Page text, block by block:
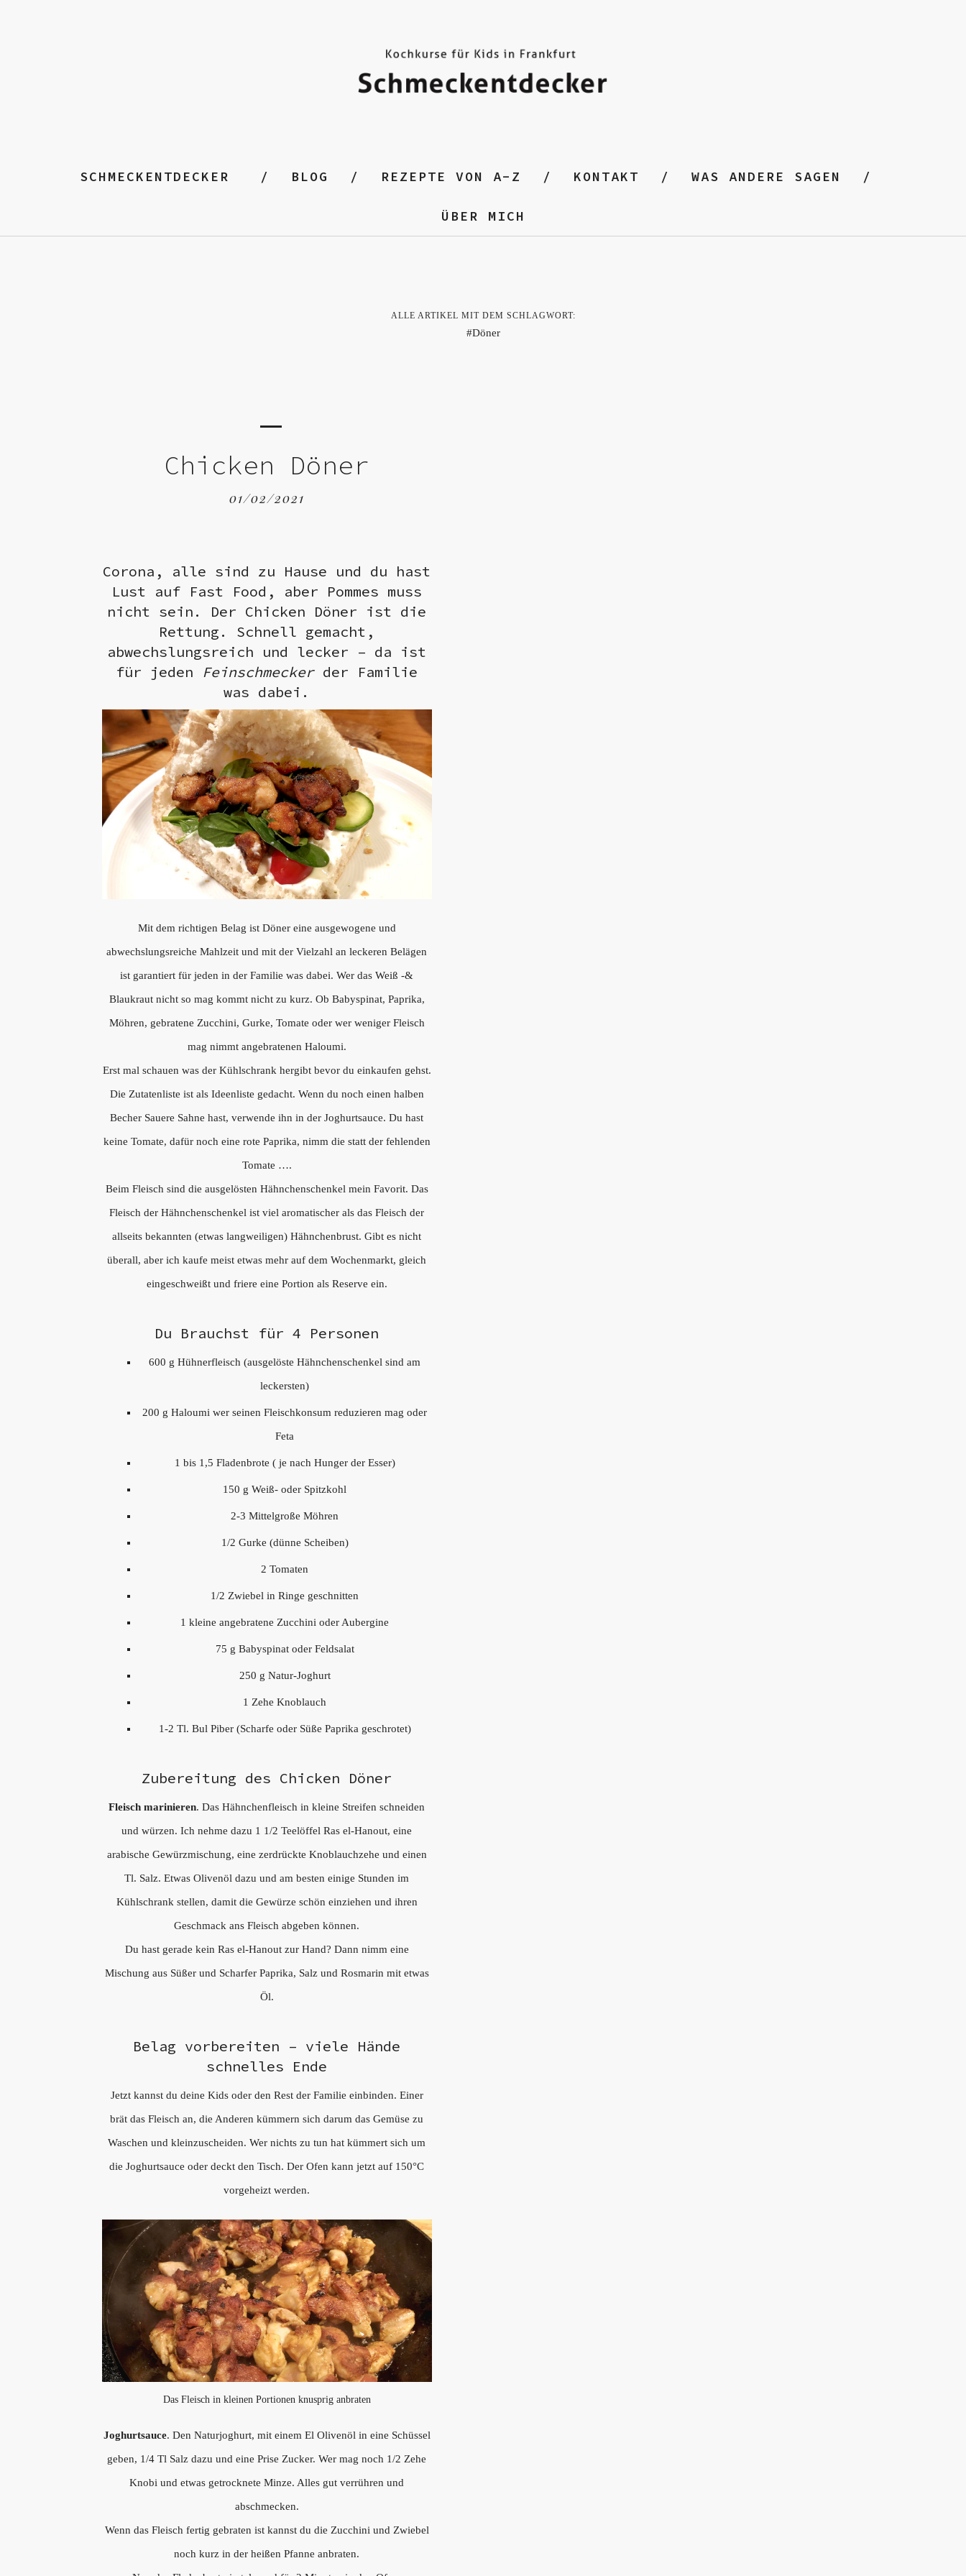
SCHMECKENTDECKER BLOG REZEPTE VON A-Z KONTAKT WAS ANDERE SAGEN
ÜBER MICH
ALLE ARTIKEL MIT DEM SCHLAGWORT:
Döner
Chicken Döner
01/02/2021
Corona, alle sind zu Hause und du hast
Lust auf Fast Food, aber Pommes muss
nicht sein. Der Chicken Döner ist die
Rettung. Schnell gemacht,
abwechslungsreich und lecker – da ist
für jeden Feinschmeckerder Familie
was dabei.
Mit dem richtigen Belag ist Döner eine ausgewogene und
abwechslungsreiche Mahlzeit und mit der Vielzahl an leckeren Belägen
ist garantiert für jeden in der Familie was dabei. Wer das Weiß -&
Blaukraut nicht so mag kommt nicht zu kurz. Ob Babyspinat, Paprika,
Möhren, gebratene Zucchini, Gurke, Tomate oder wer weniger Fleisch
mag nimmt angebratenen Haloumi.
Erst mal schauen was der Kühlschrank hergibt bevor du einkaufen gehst.
Die Zutatenliste ist als Ideenliste gedacht. Wenn du noch einen halben
Becher Sauere Sahne hast, verwende ihn in der Joghurtsauce. Du hast
keine Tomate, dafür noch eine rote Paprika, nimm die statt der fehlenden
Tomate ….
Beim Fleisch sind die ausgelösten Hähnchenschenkel mein Favorit. Das
Fleisch der Hähnchenschenkel ist viel aromatischer als das Fleisch der
allseits bekannten (etwas langweiligen) Hähnchenbrust. Gibt es nicht
überall, aber ich kaufe meist etwas mehr auf dem Wochenmarkt, gleich
eingeschweißt und friere eine Portion als Reserve ein.
Du Brauchst für 4 Personen
600 g Hühnerfleisch (ausgelöste Hähnchenschenkel sind am
leckersten)
200 g Haloumi wer seinen Fleischkonsum reduzieren mag oder
Feta
1 bis 1,5 Fladenbrote ( je nach Hunger der Esser)
150 g Weiß- oder Spitzkohl
2-3 Mittelgroße Möhren
1/2 Gurke (dünne Scheiben)
2 Tomaten
1/2 Zwiebel in Ringe geschnitten
1 kleine angebratene Zucchini oder Aubergine
75 g Babyspinat oder Feldsalat
250 g Natur-Joghurt
1 Zehe Knoblauch
1-2 Tl. Bul Piber (Scharfe oder Süße Paprika geschrotet)
Zubereitung des Chicken Döner
Fleisch marinieren. Das Hähnchenfleisch in kleine Streifen schneiden
und würzen. Ich nehme dazu 1 1/2 Teelöffel Ras el-Hanout, eine
arabische Gewürzmischung, eine zerdrückte Knoblauchzehe und einen
Tl. Salz. Etwas Olivenöl dazu und am besten einige Stunden im
Kühlschrank stellen, damit die Gewürze schön einziehen und ihren
Geschmack ans Fleisch abgeben können.
Du hast gerade kein Ras el-Hanout zur Hand? Dann nimm eine
Mischung aus Süßer und Scharfer Paprika, Salz und Rosmarin mit etwas
Öl.
Belag vorbereiten – viele Hände
schnelles Ende
Jetzt kannst du deine Kids oder den Rest der Familie einbinden. Einer
brät das Fleisch an, die Anderen kümmern sich darum das Gemüse zu
Waschen und kleinzuscheiden. Wer nichts zu tun hat kümmert sich um
die Joghurtsauce oder deckt den Tisch. Der Ofen kann jetzt auf 150°C
vorgeheizt werden.
Das Fleisch in kleinen Portionen knusprig anbraten
Joghurtsauce. Den Naturjoghurt, mit einem El Olivenöl in eine Schüssel
geben, 1/4 Tl Salz dazu und eine Prise Zucker. Wer mag noch 1/2 Zehe
Knobi und etwas getrocknete Minze. Alles gut verrühren und
abschmecken.
Wenn das Fleisch fertig gebraten ist kannst du die Zucchini und Zwiebel
noch kurz in der heißen Pfanne anbraten.